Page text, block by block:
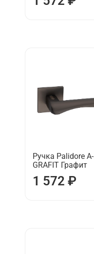
Ручка Palidore
GRAFIT Графит
1 572 ₽